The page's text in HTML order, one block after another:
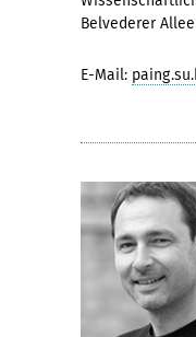
Belvederer Allee
E-Mail: